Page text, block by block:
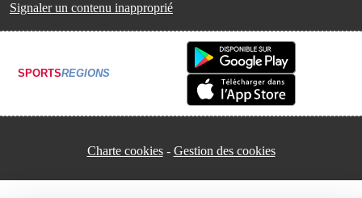
Signaler un contenu inapproprié
SPORTSREGIONS
Charte cookies Gestion des cookies